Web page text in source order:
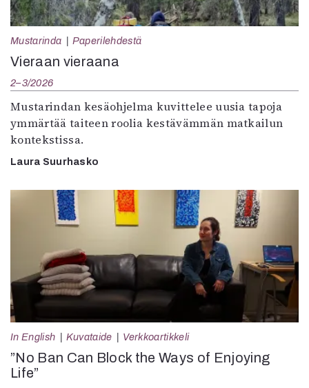
Mustarinda Paperilehdestä
Vieraan vieraana
2–3/2026
Mustarindan kesäohjelma kuvittelee uusia tapoja
ymmärtää taiteen roolia kestävämmän matkailun
kontekstissa.
Laura Suurhasko
In English Kuvataide Verkkoartikkeli
”No Ban Can Block the Ways of Enjoying
Life”